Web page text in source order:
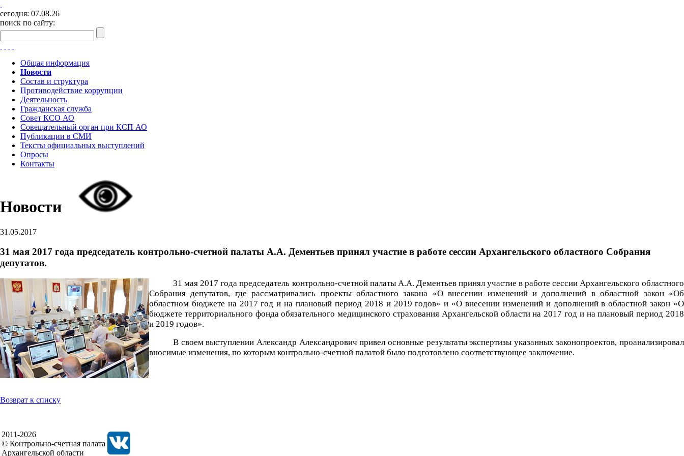
сегодня: 07.08.26
поиск по сайту:
Общая информация
Новости
Состав и структура
Противодействие коррупции
Деятельность
Гражданская служба
Совет КСО АО
Совещательный орган при КСП АО
Публикации в СМИ
Тексты официальных выступлений
Опросы
Контакты
Новости
31.05.2017
31 мая 2017 года председатель контрольно-счетной палаты А.А. Дементьев принял участие в работе сессии Архангельского областного Собрания
депутатов.
31 мая 2017 года председатель контрольно-счетной палаты А.А. Дементьев принял участие в работе сессии Архангельского областного
Собрания депутатов, где рассматривались проекты областного закона «О внесении изменений и дополнений в областной закон «Об
областном бюджете на 2017 год и на плановый период 2018 и 2019 годов» и «О внесении изменений и дополнений в областной закон «О
бюджете территориального фонда обязательного медицинского страхования Архангельской области на 2017 год и на плановый период 2018
и 2019 годов».
В своем выступлении Александр Александрович привел основные результаты экспертизы указанных законопроектов, проанализировал
вносимые изменения, по которым контрольно-счетной палатой было подготовлено соответствующее заключение.
Возврат к списку
2011-2026
© Контрольно-счетная палата
Архангельской области